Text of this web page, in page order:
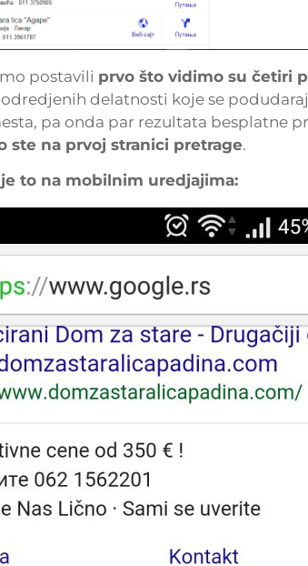
postavili prvo što vidimo su četiri
delatnosti koje se
pa onda par rezultata besplatne
ste na prvoj stranici pretrage.
to na mobilnim uredjajima: